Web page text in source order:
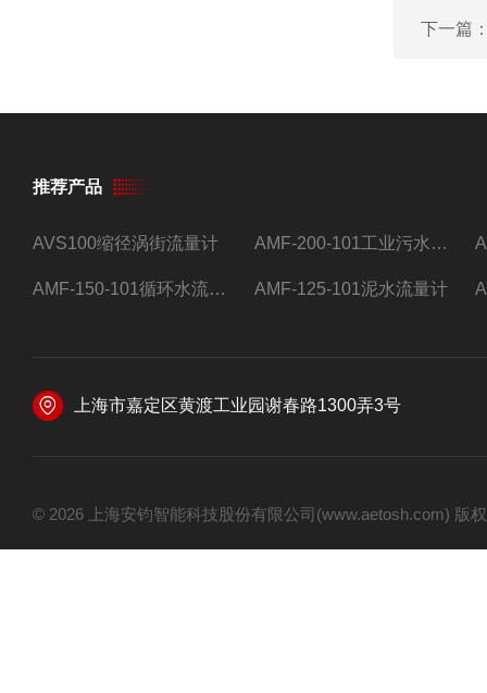
下一篇
推荐产品
AVS100缩径涡街流量计 AMF-200-101工业污水流量计
AMF-150-101循环水流量计,电磁流量计 AMF-125-101泥水流量计
上海市嘉定区黄渡工业园谢春路1300弄3号
© 2026 上海安钧智能科技股份有限公司(www.aetosh.com)